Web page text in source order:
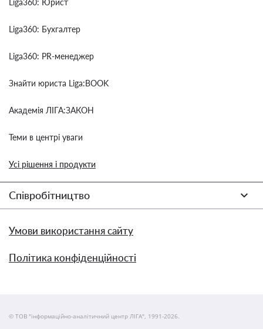
Liga360: Юрист
Liga360: Бухгалтер
Liga360: PR-менеджер
Знайти юриста Liga:BOOK
Академія ЛІГА:ЗАКОН
Теми в центрі уваги
Усі рішення і продукти
Співробітництво
Умови використання сайту
Політика конфіденційності
© ТОВ "інформаційно-аналітичний центр ЛІГА", 1991-2026.